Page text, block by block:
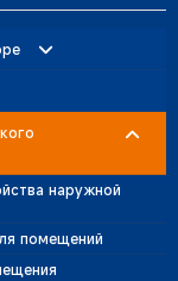
и высокого
наружной
помещений